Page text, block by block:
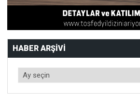
HABER ARŞIVI